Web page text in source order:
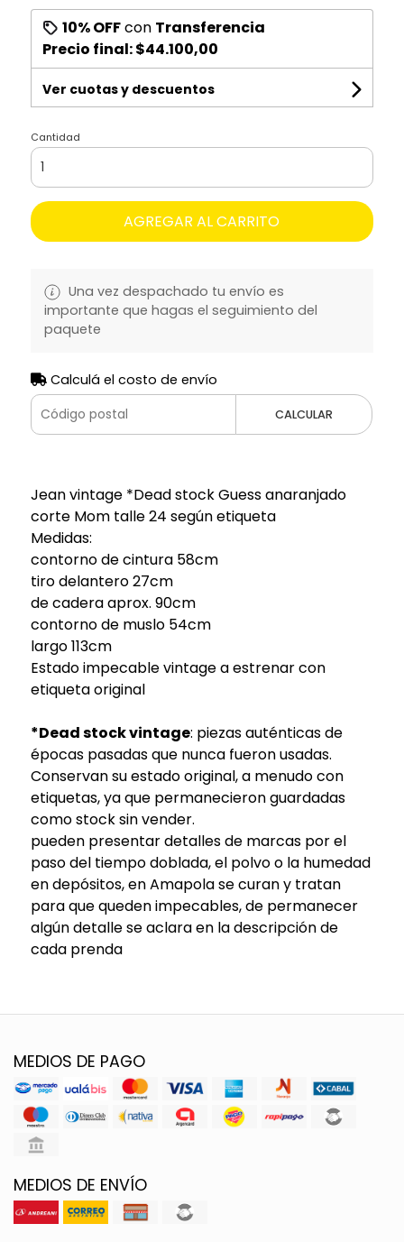
10% OFFcon Transferencia
Precio final:$44.100,00
Ver cuotas y descuentos
Cantidad
AGREGAR AL CARRITO
Una vez despachado tu envío es
importante que hagas el seguimiento del
paquete
Calculá el costo de envío
CALCULAR
Jean vintage *Dead stock Guess anaranjado
corte Mom talle 24 según etiqueta
Medidas:
contorno de cintura 58cm
tiro delantero 27cm
de cadera aprox. 90cm
contorno de muslo 54cm
largo 113cm
Estado impecable vintage a estrenar con
etiqueta original
*Dead stock vintage: piezas auténticas de
épocas pasadas que nunca fueron usadas.
Conservan su estado original, a menudo con
etiquetas, ya que permanecieron guardadas
como stock sin vender.
pueden presentar detalles de marcas por el
paso del tiempo doblada, el polvo o la humedad
en depósitos, en Amapola se curan y tratan
para que queden impecables, de permanecer
algún detalle se aclara en la descripción de
cada prenda
MEDIOS DE PAGO
MEDIOS DE ENVÍO